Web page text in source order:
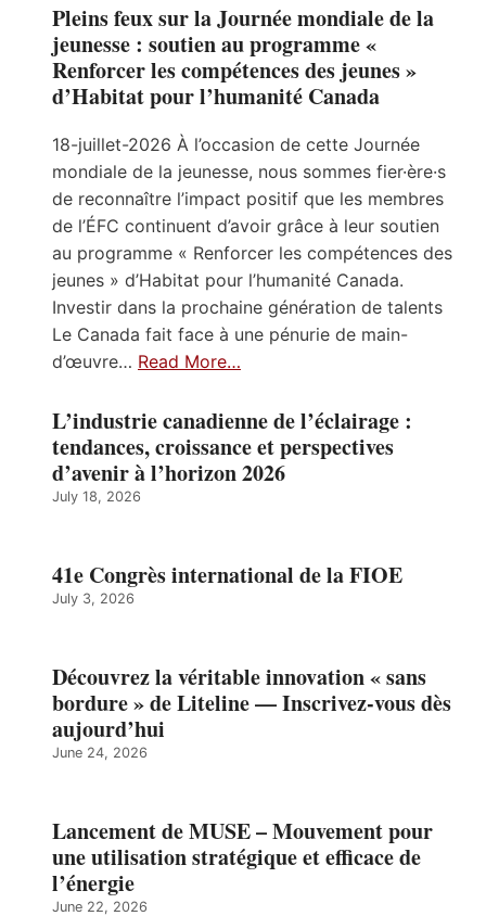
Pleins feux sur la Journée mondiale de la
jeunesse : soutien au programme «
Renforcer les compétences des jeunes »
d’Habitat pour l’humanité Canada
18-juillet-2026 À l’occasion de cette Journée
mondiale de la jeunesse, nous sommes fier·ère·s
de reconnaître l’impact positif que les membres
de l’ÉFC continuent d’avoir grâce à leur soutien
au programme « Renforcer les compétences des
jeunes » d’Habitat pour l’humanité Canada.
Investir dans la prochaine génération de talents
Le Canada fait face à une pénurie de main-
d’œuvre… Read More…
L’industrie canadienne de l’éclairage :
tendances, croissance et perspectives
d’avenir à l’horizon 2026
July 18, 2026
41e Congrès international de la FIOE
July 3, 2026
Découvrez la véritable innovation « sans
bordure » de Liteline — Inscrivez-vous dès
aujourd’hui
June 24, 2026
Lancement de MUSE – Mouvement pour
une utilisation stratégique et efficace de
l’énergie
June 22, 2026